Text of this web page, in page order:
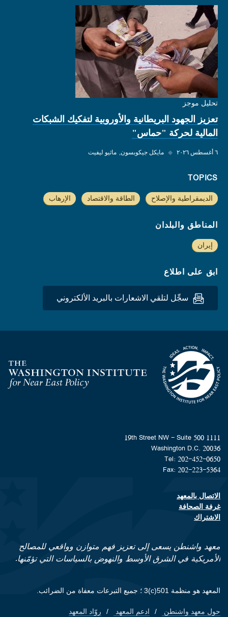
تحليل موجز
تعزيز الجهود البريطانية والأوروبية لتفكيك الشبكات
المالية لحركة "حماس"
٦ أغسطس ٢٠٢٦ ◆ مايكل جيكوبسون ماثيو ليفيت
TOPICS
الديمقراطية والإصلاح الطاقة والاقتصاد الإرهاب
المناطق والبلدان
إيران
ابق على اطلاع
سجِّل لتلقي الاشعارات بالبريد الألكتروني
Homepage
1111 19th Street NW - Suite 500
Washington D.C. 20036
Tel: 202-452-0650
Fax: 202-223-5364
Footer contact links
الاتصال بالمعهد
غرفة الصحافة
الاشتراك
معهد واشنطن يسعى إلى تعزيز فهم متوازن وواقعي للمصالح
الأمريكية في الشرق الأوسط والنهوض بالسياسات التي تؤمّنها.
المعهد هو منظمة 501(c)3 ؛ جميع التبرعات معفاة من الضرائب.
Footer quick links
حول معهد واشنطن ادعم المعهد روّاد المعهد